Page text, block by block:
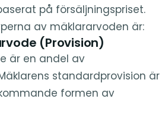
på försäljningspriset.
av mäklararvoden är:
(Provision)
är en andel av
standardprovision är
formen av